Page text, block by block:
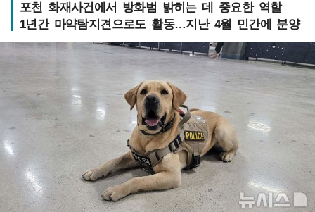
포천 화재사건에서 방화범 밝히는 데 중요한 역할
1년간 마약탐지견으로도 활동…지난 4월 민간에 분양